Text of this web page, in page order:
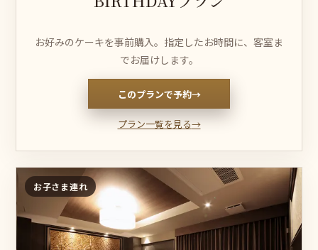
お好みのケーキを事前購入。指定したお時間に、客室ま
でお届けします。
このプランで予約→
プラン一覧を見る→
お子さま連れ